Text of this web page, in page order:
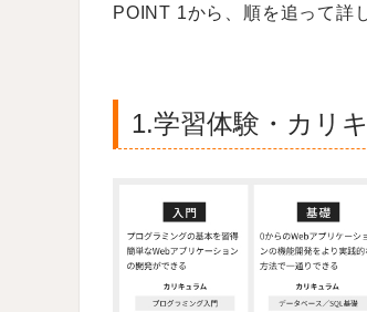
POINT 1から、順を追って詳
1.学習体験・カリ